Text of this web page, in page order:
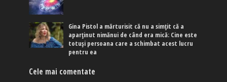
Gina Pistol a mărturisit că nu a simțit că a
aparținut nimănui de când era mică: Cine este
totuși persoana care a schimbat acest lucru
pentru ea
Cele mai comentate